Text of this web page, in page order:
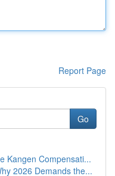
Report Page
Go
Kangen Compensati...
2026 Demands the...